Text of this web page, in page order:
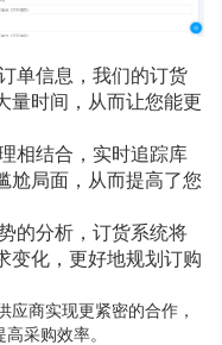
单信息，我们的订货
量时间，从而让您能更
相结合，实时追踪库
尬局面，从而提高了您
的分析，订货系统将
变化，更好地规划订购
应商实现更紧密的合作，
采购效率。